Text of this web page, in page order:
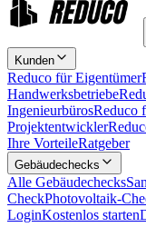
Kunden
Reduco für Eigentümer
Handwerksbetriebe
IngenieurbürosReduco
Projektentwickler
Ihre VorteileRatgeber
Gebäudechecks
Alle Gebäudechecks
CheckPhotovoltaik-
LoginKostenlos starten